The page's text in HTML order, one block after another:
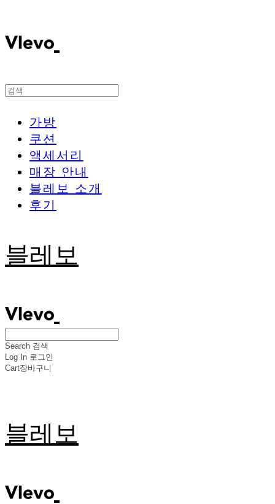
가방
쿠션
액세서리
매장 안내
블레보 소개
후기
블레보
Search 검색
Log In 로그인
Cart장바구니
블레보